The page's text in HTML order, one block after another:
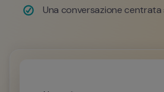
Una conversazione